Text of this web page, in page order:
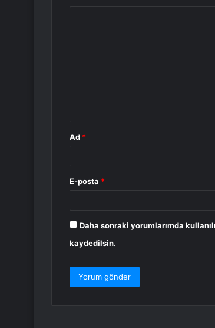
Ad *
E-posta *
Daha sonraki yorumlarımda
kaydedilsin.